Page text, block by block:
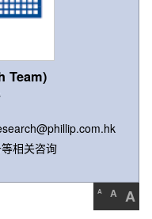
Team)
相关咨询
A A A